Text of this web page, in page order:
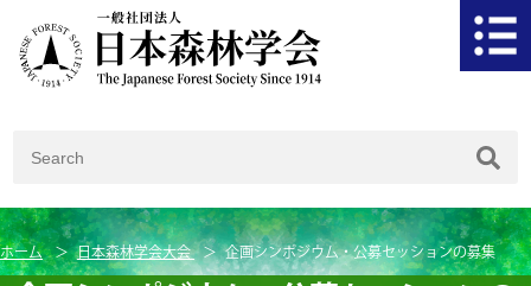
ホーム 日本森林学会大会 企画シンポジウム・公募セッションの募集